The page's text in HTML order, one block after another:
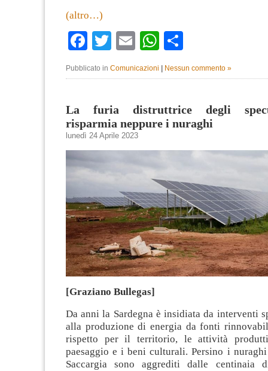
(altro…)
Facebook
TwitterEmailWhatsApp
Pubblicato in Comunicazioni | Nessun commento »
La furia distruttrice degli
risparmia neppure i nuraghi
lunedì 24 Aprile 2023
[Graziano Bullegas]
Da anni la Sardegna è insidiata da interventi
alla produzione di energia da fonti
rispetto per il territorio, le attività
paesaggio e i beni culturali. Persino i
Saccargia sono aggrediti dalle centinaia